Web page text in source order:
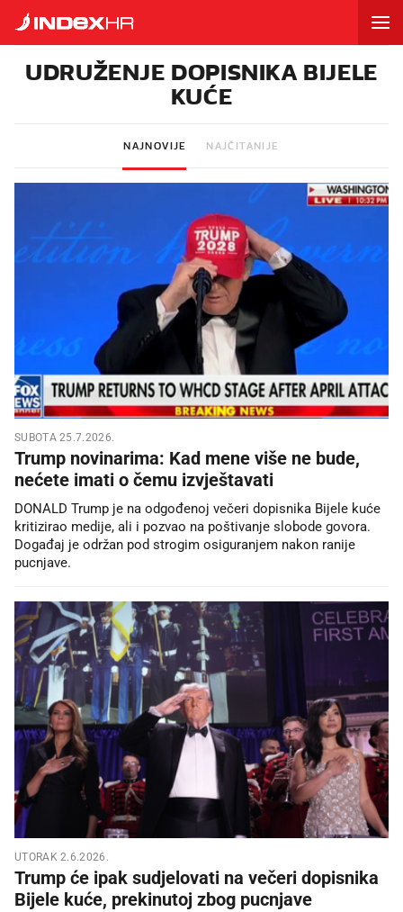
UDRUŽENJE DOPISNIKA BIJELE
KUĆE
NAJNOVIJE NAJČITANIJE
SUBOTA 25.7.2026.
Trump novinarima: Kad mene više ne bude,
nećete imati o čemu izvještavati
DONALD Trump je na odgođenoj večeri dopisnika Bijele kuće
kritizirao medije, ali i pozvao na poštivanje slobode govora.
Događaj je održan pod strogim osiguranjem nakon ranije
pucnjave.
UTORAK 2.6.2026.
Trump će ipak sudjelovati na večeri dopisnika
Bijele kuće, prekinutoj zbog pucnjave